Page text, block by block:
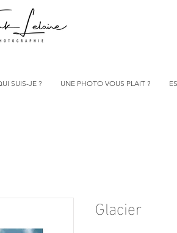
SUIS-JE ? UNE PHOTO VOUS PLAIT ?
Glacier